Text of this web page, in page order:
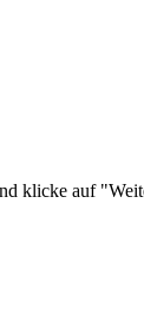
klicke auf